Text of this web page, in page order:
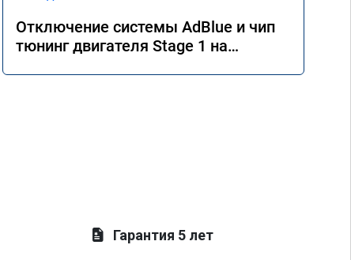
Отключение системы AdBlue и чип
тюнинг двигателя Stage 1 на
Гарантия 5 лет